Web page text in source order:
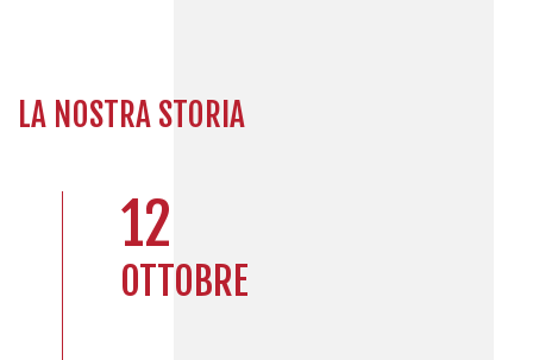
LA NOSTRA STORIA
12
OTTOBRE